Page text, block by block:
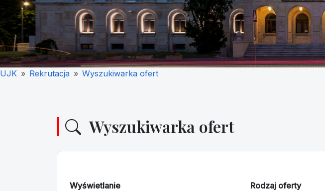
UJK Rekrutacja Wyszukiwarka ofert
Wyszukiwarka ofert
Wyświetlanie Rodzaj oferty